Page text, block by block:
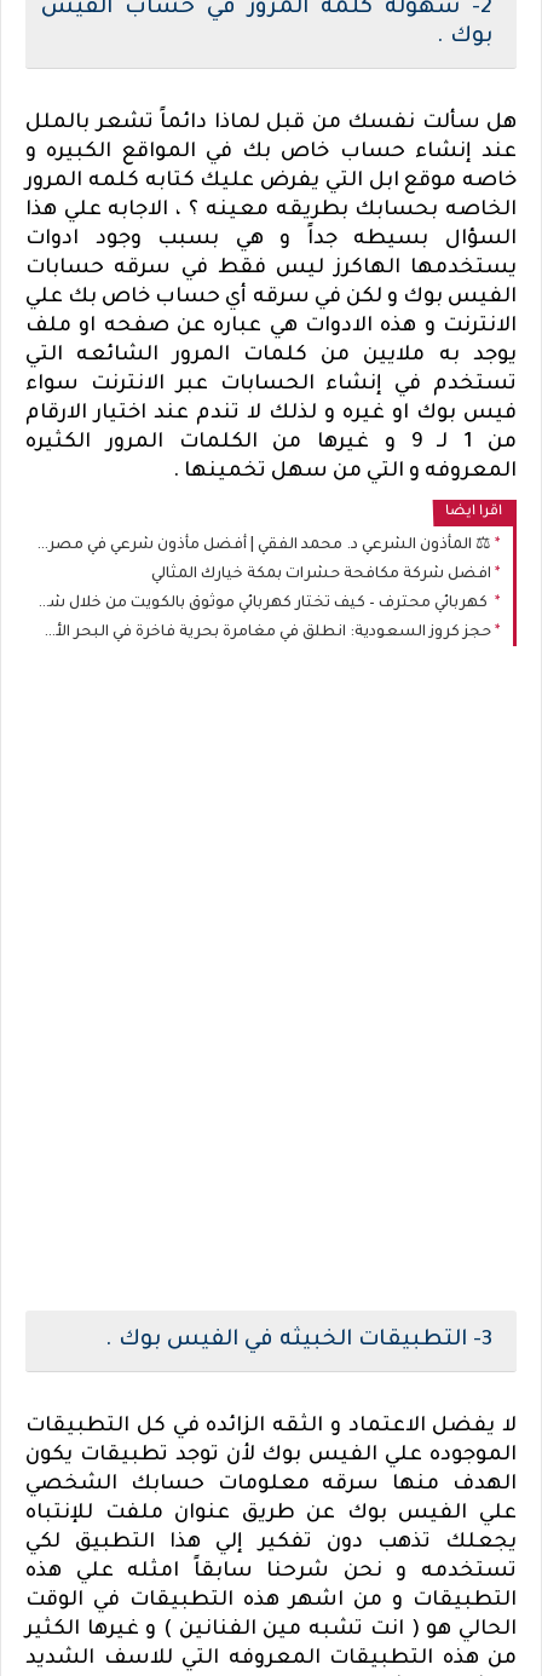
2- سهوله كلمه المرور في حساب الفيس
بوك .
هل سألت نفسك من قبل لماذا دائماً تشعر بالملل
عند إنشاء حساب خاص بك في المواقع الكبيره و
خاصه موقع ابل التي يفرض عليك كتابه كلمه المرور
الخاصه بحسابك بطريقه معينه ؟ ، الاجابه علي هذا
السؤال بسيطه جداً و هي بسبب وجود ادوات
يستخدمها الهاكرز ليس فقط في سرقه حسابات
الفيس بوك و لكن في سرقه أي حساب خاص بك علي
الانترنت و هذه الادوات هي عباره عن صفحه او ملف
يوجد به ملايين من كلمات المرور الشائعه التي
تستخدم في إنشاء الحسابات عبر الانترنت سواء
فيس بوك او غيره و لذلك لا تندم عند اختيار الارقام
من 1 لـ 9 و غيرها من الكلمات المرور الكثيره
المعروفه و التي من سهل تخمينها .
اقرا ايضا
⚖️ المأذون الشرعي د. محمد الفقي | أفضل مأذون شرعي في مصر لتوثيق الزواج والطلاق رسميًا
افضل شركة مكافحة حشرات بمكة خيارك المثالي
كهربائي محترف – كيف تختار كهربائي موثوق بالكويت من خلال شركة خدمات الكويت
حجز كروز السعودية: انطلق في مغامرة بحرية فاخرة في البحر الأحمر مع World Wings
3- التطبيقات الخبيثه في الفيس بوك .
لا يفضل الاعتماد و الثقه الزائده في كل التطبيقات
الموجوده علي الفيس بوك لأن توجد تطبيقات يكون
الهدف منها سرقه معلومات حسابك الشخصي
علي الفيس بوك عن طريق عنوان ملفت للإنتباه
يجعلك تذهب دون تفكير إلي هذا التطبيق لكي
تستخدمه و نحن شرحنا سابقاً امثله علي هذه
التطبيقات و من اشهر هذه التطبيقات في الوقت
الحالي هو ( انت تشبه مين الفنانين ) و غيرها الكثير
من هذه التطبيقات المعروفه التي للاسف الشديد